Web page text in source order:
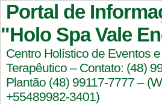
Portal de
"Holo Spa Vale
Centro Holístico de Eventos
Terapêutico – Contato: (48)
Plantão (48) 99117-7777 –
+55489982-3401)